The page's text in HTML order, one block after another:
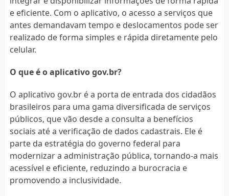
e eficiente. Com o aplicativo, o acesso a serviços que
antes demandavam tempo e deslocamentos pode ser
realizado de forma simples e rápida diretamente pelo
celular.
O que é o aplicativo gov.br?
O aplicativo gov.br é a porta de entrada dos cidadãos
brasileiros para uma gama diversificada de serviços
públicos, que vão desde a consulta a benefícios
sociais até a verificação de dados cadastrais. Ele é
parte da estratégia do governo federal para
modernizar a administração pública, tornando-a mais
acessível e eficiente, reduzindo a burocracia e
promovendo a inclusividade.